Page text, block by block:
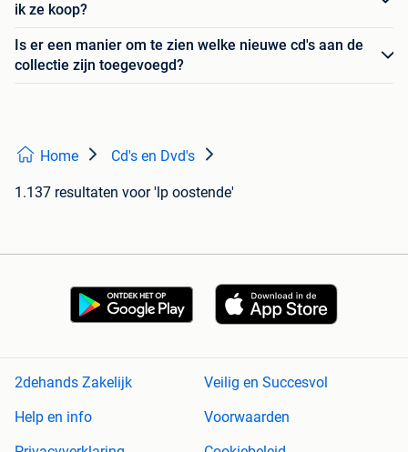
ik ze koop?
Is er een manier om te zien welke nieuwe cd's aan de
collectie zijn toegevoegd?
Home Cd's en Dvd's
1.137 resultaten voor 'lp oostende'
2dehands Zakelijk
Veilig en Succesvol
Help en info
Voorwaarden